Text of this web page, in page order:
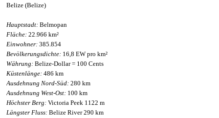
Belize (Belize)
Hauptstadt: Belmopan
Fläche: 22.966 km²
Einwohner: 385.854
Bevölkerungsdichte: 16,8 EW pro km²
Währung: Belize-Dollar = 100 Cents
Küstenlänge: 486 km
Ausdehnung Nord-Süd: 280 km
Ausdehnung West-Ost: 100 km
Höchster Berg: Victoria Peek 1122 m
Längster Fluss: Belize River 290 km